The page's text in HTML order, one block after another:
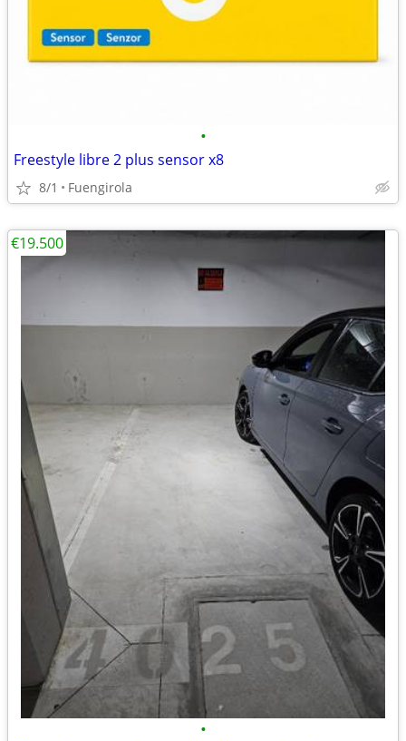
•
Freestyle libre 2 plus sensor x8
8/1 Fuengirola
•
€19.500